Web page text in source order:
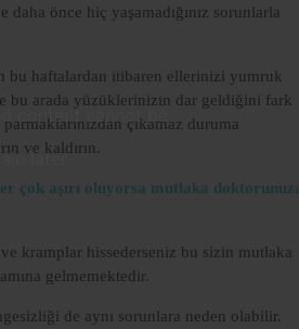
önce hiç yaşamadığınız sorunlarla
bu haftalardan itibaren ellerinizi yumruk
bu arada yüzüklerinizin dar geldiğini fark
çıkamaz duruma
ve kaldırın.
çok aşırı oluyorsa mutlaka
ve kramplar hissederseniz bu sizin mutlaka
gelmemektedir.
de aynı sorunlara neden olabilir.
content cannot be
later.